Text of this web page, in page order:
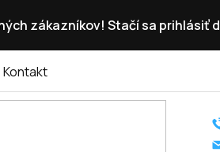
zákazníkov! Stačí sa prihlásiť
Kontakt